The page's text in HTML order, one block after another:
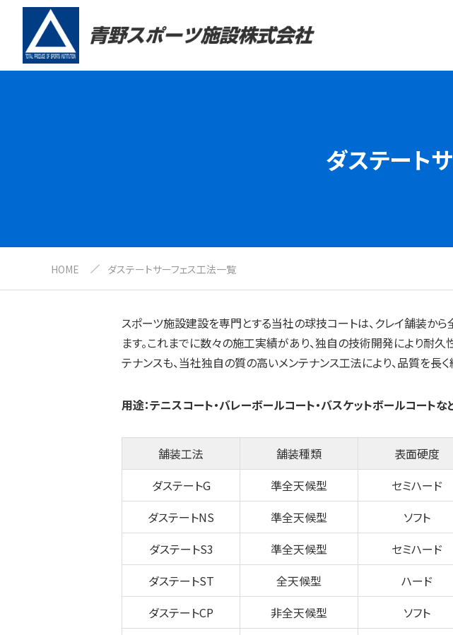
ダステート
HOME ダステートサーフェス工法一覧
スポーツ施設建設を専門とする当社の球技コートは、クレイ舗装か
ます。これまでに数々の施工実績があり、独自の技術開発により耐
テナンスも、当社独自の質の高いメンテナンス工法により、品質を長
用途：テニスコート・バレーボールコート・バスケットボールコート
舗装工法 舗装種類 表面硬度
ダステートG
準全天候型 セミハード
ダステートNS
準全天候型 ソフト
ダステートS3
準全天候型 セミハード
ダステートST
全天候型 ハード
ダステートCP
非全天候型 ソフト